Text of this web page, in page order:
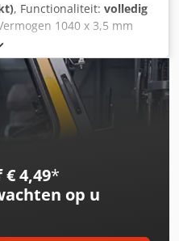
, Functionaliteit: volledig
1040 x 3,5 mm
aan de
koppelingscombinatie -
met
4,49*
op u